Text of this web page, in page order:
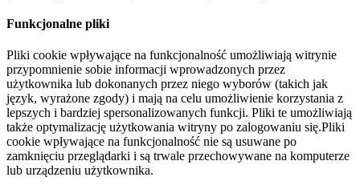
Funkcjonalne pliki
Pliki cookie wpływające na funkcjonalność umożliwiają witrynie
przypomnienie sobie informacji wprowadzonych przez
użytkownika lub dokonanych przez niego wyborów (takich jak
język, wyrażone zgody) i mają na celu umożliwienie korzystania z
lepszych i bardziej spersonalizowanych funkcji. Pliki te umożliwiają
także optymalizację użytkowania witryny po zalogowaniu się.Pliki
cookie wpływające na funkcjonalność nie są usuwane po
zamknięciu przeglądarki i są trwale przechowywane na komputerze
lub urządzeniu użytkownika.